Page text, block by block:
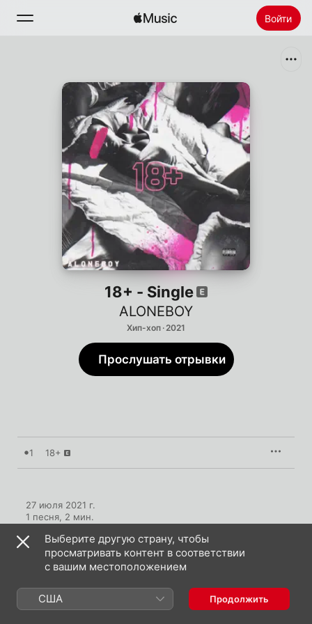
Войти
Установить Apple Music
18+ - Single
ALONEBOY
Хип-хоп · 2021
Прослушать отрывки
1 18+
27 июля 2021 г.
1 песня, 2 мин.
ALONEBOY: еще
Выберите другую страну, чтобы
просматривать контент в соответствии
с вашим местоположением
США Продолжить